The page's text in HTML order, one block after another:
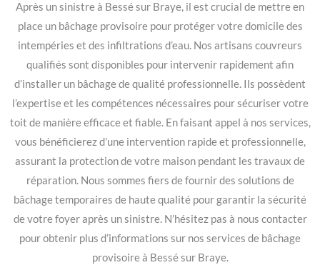
Après un sinistre à Bessé sur Braye, il est crucial de mettre en
place un bâchage provisoire pour protéger votre domicile des
intempéries et des infiltrations d’eau. Nos artisans couvreurs
qualifiés sont disponibles pour intervenir rapidement afin
d’installer un bâchage de qualité professionnelle. Ils possèdent
l’expertise et les compétences nécessaires pour sécuriser votre
toit de manière efficace et fiable. En faisant appel à nos services,
vous bénéficierez d’une intervention rapide et professionnelle,
assurant la protection de votre maison pendant les travaux de
réparation. Nous sommes fiers de fournir des solutions de
bâchage temporaires de haute qualité pour garantir la sécurité
de votre foyer après un sinistre. N’hésitez pas à nous contacter
pour obtenir plus d’informations sur nos services de bâchage
provisoire à Bessé sur Braye.